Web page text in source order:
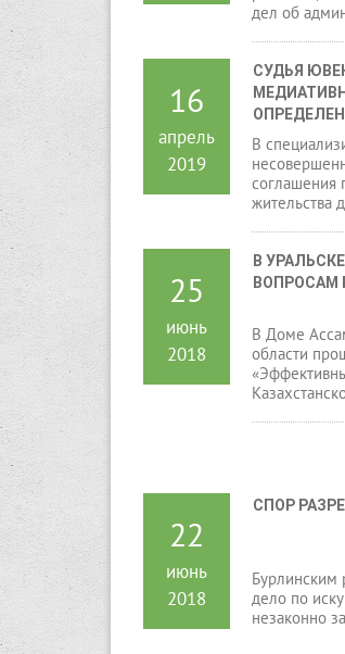
дел об
16
апрель
2019
СУДЬЯ
В
соглашения
жительства
25
июнь
2018
В
ВОПРОСАМ
В Доме
области
22
июнь
2018
СПОР
Бурлинским
дело по
незаконно